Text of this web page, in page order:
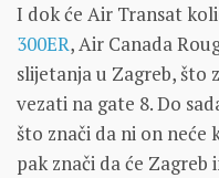
I dok će Air Transat
300ER, Air Canada
slijetanja u Zagreb, što
vezati na gate 8. Do
što znači da ni on neće
pak znači da će